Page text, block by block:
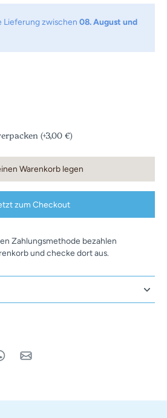
Lieferung zwischen 08. August und
(+3,00 €)
Warenkorb legen
zum Checkout
Zahlungsmethode bezahlen
und checke dort aus.